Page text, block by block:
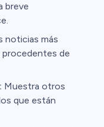
breve
noticias más
procedentes de
Muestra otros
que están